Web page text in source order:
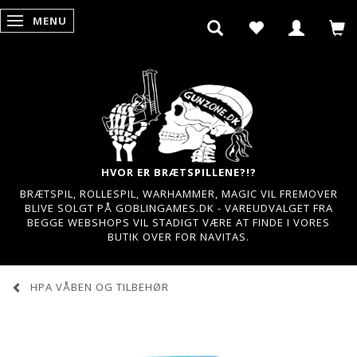
SKIFTE NAVIGATION
MENU
HVOR ER BRÆTSPILLENE?!?
BRÆTSPIL, ROLLESPIL, WARHAMMER, MAGIC VIL FREMOVER
BLIVE SOLGT PÅ GOBLINGAMES.DK - VAREUDVALGET FRA
BEGGE WEBSHOPS VIL STADIGT VÆRE AT FINDE I VORES
BUTIK OVER FOR NAVITAS.
HPA VÅBEN OG TILBEHØR